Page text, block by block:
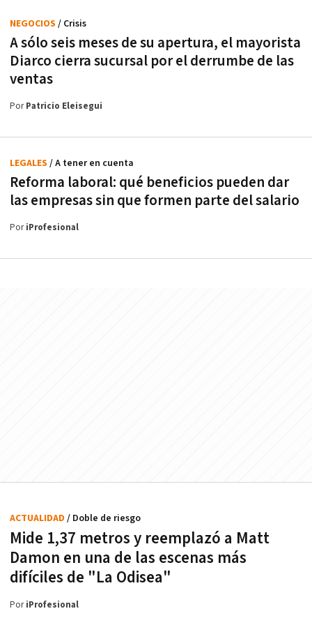
A sólo seis meses de su apertura, el mayorista
Diarco cierra sucursal por el derrumbe de las
ventas
NEGOCIOS / Crisis
PorPatricio Eleisegui
Reforma laboral: qué beneficios pueden dar
las empresas sin que formen parte del salario
LEGALES / A tener en cuenta
PoriProfesional
Mide 1,37 metros y reemplazó a Matt
Damon en una de las escenas más
difíciles de "La Odisea"
ACTUALIDAD / Doble de riesgo
PoriProfesional